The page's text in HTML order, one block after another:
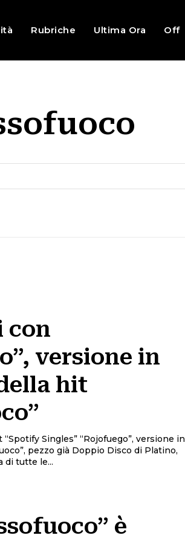
Rubriche Ultima Ora Off
con
versione in
hit
Singles” “Rojofuego”, versione in
pezzo già Doppio Disco di Platino,
di tutte le...
è